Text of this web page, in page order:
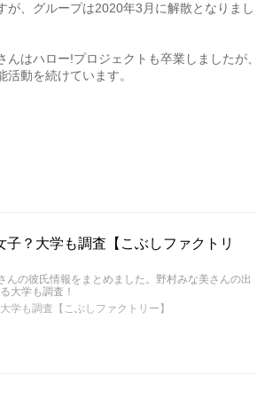
が、グループは2020年3月に解散となりまし
んはハロー!プロジェクトも卒業しましたが、
活動を続けています。
？大学も調査【こぶしファクトリ
んの彼氏情報をまとめました。野村みな美さんの出
大学も調査！
学も調査【こぶしファクトリー】